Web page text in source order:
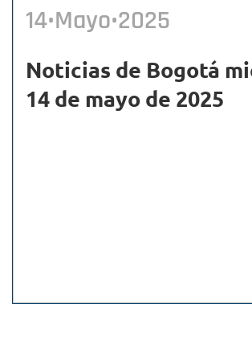
14•Mayo•2025
Noticias de Bogotá
14 de mayo de 2025